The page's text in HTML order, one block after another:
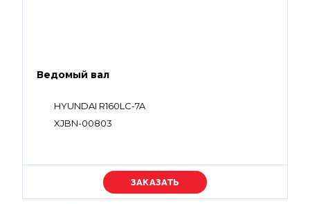
Ведомый вал
HYUNDAI R160LC-7A
XJBN-00803
Уточняйте цену